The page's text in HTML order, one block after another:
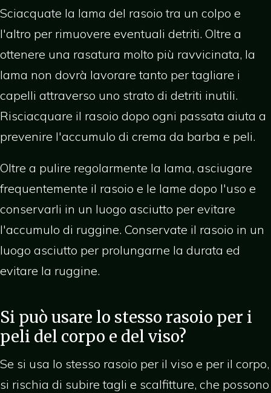
Sciacquate la lama del rasoio tra un colpo e
l'altro per rimuovere eventuali detriti. Oltre a
ottenere una rasatura molto più ravvicinata, la
lama non dovrà lavorare tanto per tagliare i
capelli attraverso uno strato di detriti inutili.
Risciacquare il rasoio dopo ogni passata aiuta a
prevenire l'accumulo di crema da barba e peli.
Oltre a pulire regolarmente la lama, asciugare
frequentemente il rasoio e le lame dopo l'uso e
conservarli in un luogo asciutto per evitare
l'accumulo di ruggine. Conservate il rasoio in un
luogo asciutto per prolungarne la durata ed
evitare la ruggine.
Si può usare lo stesso rasoio per i
peli del corpo e del viso?
Se si usa lo stesso rasoio per il viso e per il corpo,
si rischia di subire tagli e scalfitture, che possono